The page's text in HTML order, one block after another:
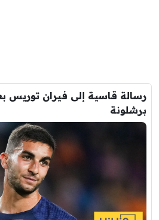
رسالة قاسية إلى فيران توريس
برشلونة